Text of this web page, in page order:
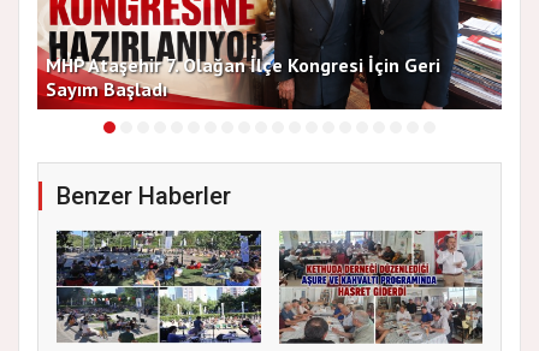
MHP Ataşehir 7. Olağan İlçe Kongresi İçin Geri
Sayım Başladı
Benzer Haberler